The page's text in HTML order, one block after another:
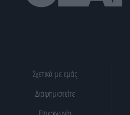
Σχετικά με εμάς
Διαφημιστείτε